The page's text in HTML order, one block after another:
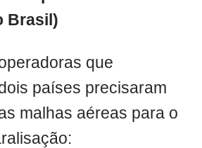
Brasil)
que
países precisaram
malhas aéreas para o